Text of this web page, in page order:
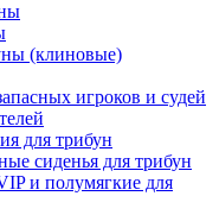
(клиновые)
игроков и судей
для трибун
сиденья для трибун
и полумягкие для